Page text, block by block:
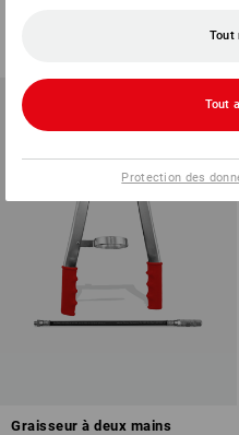
Graisseur à deux mains
Tout
Tout
Protection des